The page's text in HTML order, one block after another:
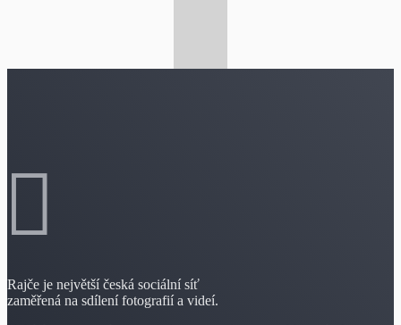
Rajče je největší česká sociální síť
zaměřená na sdílení fotografií a videí.